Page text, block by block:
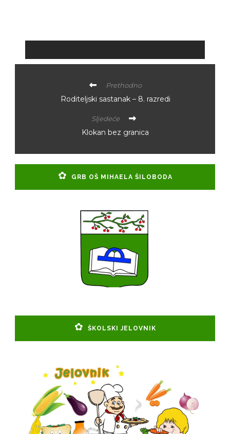
Prethodno
Roditeljski sastanak – 8. razredi
Sljedeće
Klokan bez granica
GRB OŠ MIHAELA ŠILOBODA
ŠKOLSKI JELOVNIK